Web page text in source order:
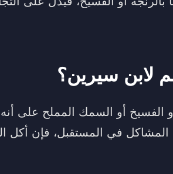
لابن سيرين؟
الفسيخ أو السمك المملح على
في المستقبل، فإن أكل